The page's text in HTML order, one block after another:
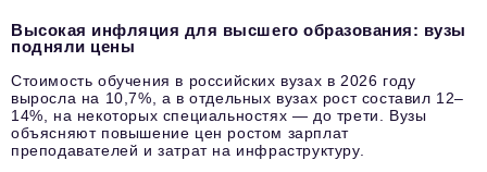
Высокая инфляция для высшего образования: вузы
подняли цены
Стоимость обучения в российских вузах в 2026 году
выросла на 10,7%, а в отдельных вузах рост составил 12–
14%, на некоторых специальностях — до трети. Вузы
объясняют повышение цен ростом зарплат
преподавателей и затрат на инфраструктуру.